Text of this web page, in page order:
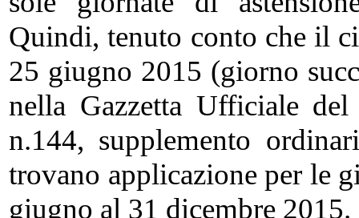
Quindi, tenuto conto che il
25 giugno 2015 (giorno
nella Gazzetta Ufficiale
n.144, supplemento
trovano applicazione per le
giugno al 31 dicembre 2015.